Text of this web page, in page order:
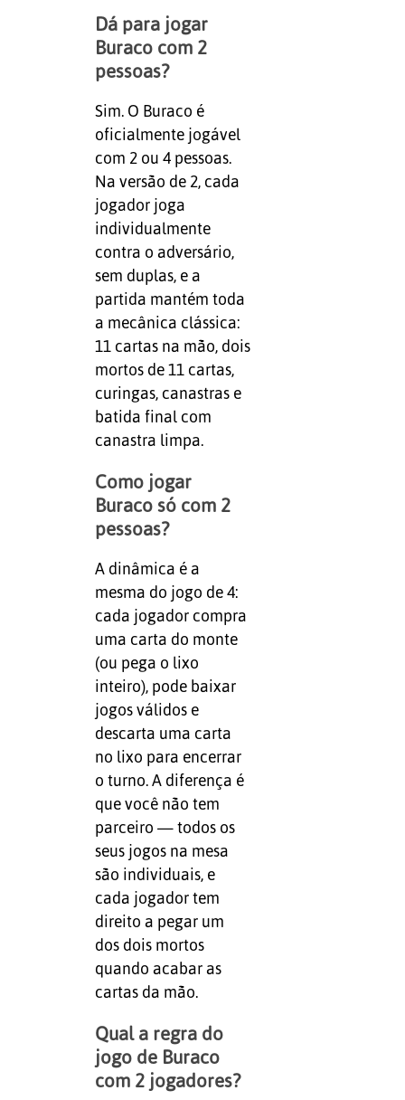
Dá para jogar
Buraco com 2
pessoas?
Sim. O Buraco é
oficialmente jogável
com 2 ou 4 pessoas.
Na versão de 2, cada
jogador joga
individualmente
contra o adversário,
sem duplas, e a
partida mantém toda
a mecânica clássica:
11 cartas na mão, dois
mortos de 11 cartas,
curingas, canastras e
batida final com
canastra limpa.
Como jogar
Buraco só com 2
pessoas?
A dinâmica é a
mesma do jogo de 4:
cada jogador compra
uma carta do monte
(ou pega o lixo
inteiro), pode baixar
jogos válidos e
descarta uma carta
no lixo para encerrar
o turno. A diferença é
que você não tem
parceiro — todos os
seus jogos na mesa
são individuais, e
cada jogador tem
direito a pegar um
dos dois mortos
quando acabar as
cartas da mão.
Qual a regra do
jogo de Buraco
com 2 jogadores?